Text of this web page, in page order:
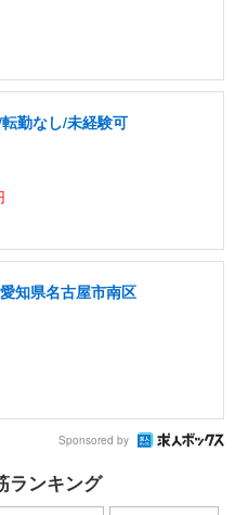
勤なし/未経験可
知県名古屋市南区
Sponsored by
ランキング